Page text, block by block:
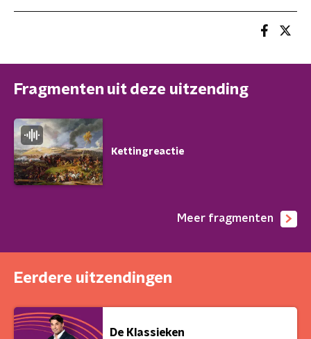
Fragmenten uit deze uitzending
Kettingreactie
Meer fragmenten
Eerdere uitzendingen
De Klassieken